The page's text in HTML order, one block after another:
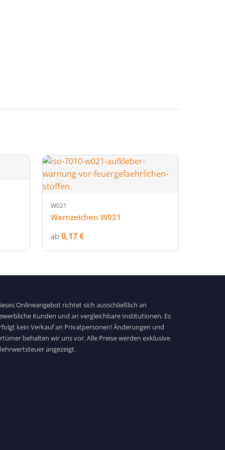
W021
Warnzeichen W021
ab 0,17 €
Onlineangebot richtet sich ausschließlich an
Kunden und an vergleichbare Institutionen. Es
kein Verkauf an Privatpersonen! Änderungen und
behalten wir uns vor. Alle Preise werden exklusive
angezeigt.